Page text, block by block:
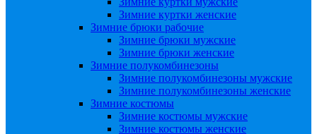
Зимние куртки женские
Зимние брюки рабочие
Зимние брюки мужские
Зимние брюки женские
Зимние полукомбинезоны
Зимние полукомбинезоны мужские
Зимние полукомбинезоны женские
Зимние костюмы
Зимние костюмы мужские
Зимние костюмы женские